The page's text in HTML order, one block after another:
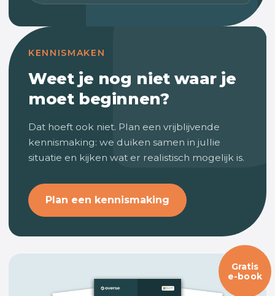
KENNISMAKEN
Weet je nog niet waar je
moet beginnen?
Dat hoeft ook niet. Plan een vrijblijvende
kennismaking: we duiken samen in jullie
situatie en kijken wat er realistisch mogelijk is.
Plan een kennismaking
Gratis
e-book